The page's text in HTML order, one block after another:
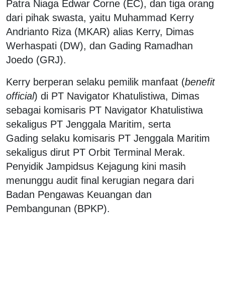
Patra Niaga Edwar Corne (EC), dan tiga orang
dari pihak swasta, yaitu Muhammad Kerry
Andrianto Riza (MKAR) alias Kerry, Dimas
Werhaspati (DW), dan Gading Ramadhan
Joedo (GRJ).
Kerry berperan selaku pemilik manfaat (benefit
official) di PT Navigator Khatulistiwa, Dimas
sebagai komisaris PT Navigator Khatulistiwa
sekaligus PT Jenggala Maritim, serta
Gading selaku komisaris PT Jenggala Maritim
sekaligus dirut PT Orbit Terminal Merak.
Penyidik Jampidsus Kejagung kini masih
menunggu audit final kerugian negara dari
Badan Pengawas Keuangan dan
Pembangunan (BPKP).